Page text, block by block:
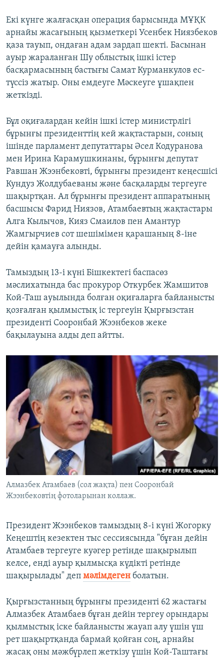
Екі күнге жалғасқан операция барысында МҰҚК
арнайы жасағының қызметкері Усенбек Ниязбеков
қаза тауып, ондаған адам зардап шекті. Басынан
ауыр жараланған Шу облыстық ішкі істер
басқармасының бастығы Самат Курманкулов ес-
түссіз жатыр. Оны емдеуге Мәскеуге ұшақпен
жеткізді.
Бұл оқиғалардан кейін ішкі істер министрлігі
бұрынғы президенттің кей жақтастарын, соның
ішінде парламент депутаттары Әсел Кодуранова
мен Ирина Карамушкинаны, бұрынғы депутат
Равшан Жээнбековті, бұрынғы президент кеңесшісі
Кундуз Жолдубаеваны және басқаларды тергеуге
шақыртқан. Ал бұрынғы президент аппаратының
басшысы Фарид Ниязов, Атамбаевтың жақтастары
Алга Кылычов, Кияз Смаилов пен Амантур
Жамгырчиев сот шешімімен қарашаның 8-іне
дейін қамауға алынды.
Тамыздың 13-і күні Бішкектегі баспасөз
мәслихатында бас прокурор Откурбек Жамшитов
Кой-Таш ауылында болған оқиғаларға байланысты
қозғалған қылмыстық іс тергеуін Қырғызстан
президенті Сооронбай Жээнбеков жеке
бақылауына алды деп айтты.
Алмазбек Атамбаев (сол жақта) пен Сооронбай
Жээнбековтің фотоларынан коллаж.
Президент Жээнбеков тамыздың 8-і күні Жогорку
Кеңештің кезектен тыс сессиясында "бұған дейін
Атамбаев тергеуге куәгер ретінде шақырылып
келсе, енді ауыр қылмысқа күдікті ретінде
шақырылады" деп мәлімдеген болатын.
Қырғызстанның бұрынғы президенті 62 жастағы
Алмазбек Атамбаев бұған дейін тергеу орындары
қылмыстық іске байланысты жауап алу үшін үш
рет шақыртқанда бармай қойған соң, арнайы
жасақ оны мәжбүрлеп жеткізу үшін Кой-Таштағы